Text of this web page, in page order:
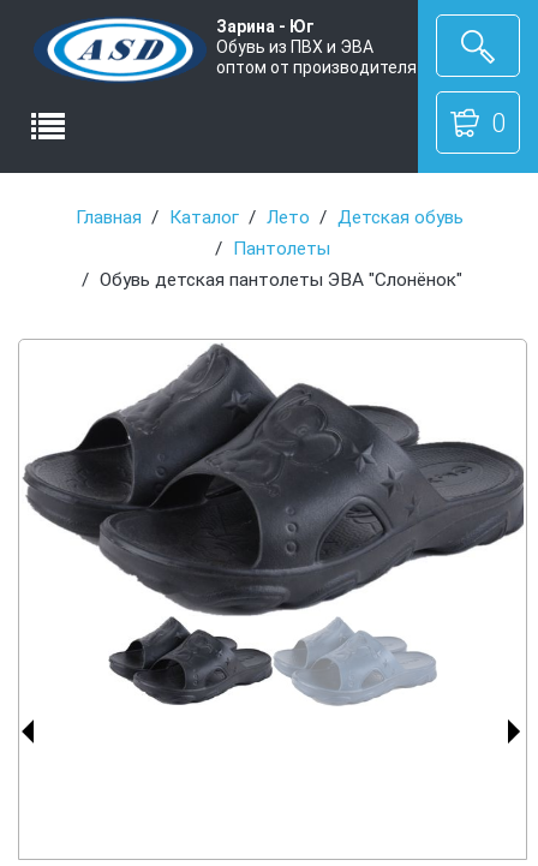
Зарина - Юг
Обувь из ПВХ и ЭВА
оптом от производителя
0
Главная Каталог Лето
Детская обувь
Пантолеты
Обувь детская пантолеты ЭВА "Слонёнок"